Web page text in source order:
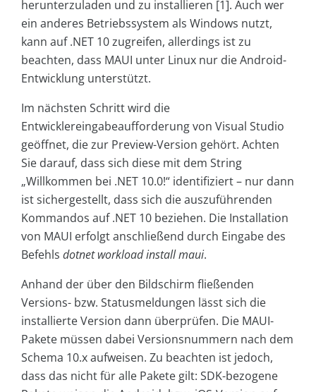
herunterzuladen und zu installieren [1]. Auch wer
ein anderes Betriebssystem als Windows nutzt,
kann auf .NET 10 zugreifen, allerdings ist zu
beachten, dass MAUI unter Linux nur die Android-
Entwicklung unterstützt.
Im nächsten Schritt wird die
Entwicklereingabeaufforderung von Visual Studio
geöffnet, die zur Preview-Version gehört. Achten
Sie darauf, dass sich diese mit dem String
„Willkommen bei .NET 10.0!“ identifiziert – nur dann
ist sichergestellt, dass sich die auszuführenden
Kommandos auf .NET 10 beziehen. Die Installation
von MAUI erfolgt anschließend durch Eingabe des
Befehls dotnet workload install maui.
Anhand der über den Bildschirm fließenden
Versions- bzw. Statusmeldungen lässt sich die
installierte Version dann überprüfen. Die MAUI-
Pakete müssen dabei Versionsnummern nach dem
Schema 10.x aufweisen. Zu beachten ist jedoch,
dass das nicht für alle Pakete gilt: SDK-bezogene